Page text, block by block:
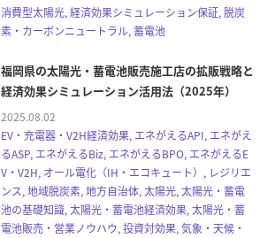
消費型太陽光, 経済効果シミュレーション保証, 脱炭
素・カーボンニュートラル, 蓄電池
福岡県の太陽光・蓄電池販売施工店の拡販戦略と
経済効果シミュレーション活用法（2025年）
2025.08.02
EV・充電器・V2H経済効果, エネがえるAPI, エネがえ
るASP, エネがえるBiz, エネがえるBPO, エネがえるE
V・V2H, オール電化（IH・エコキュート）, レジリエ
ンス, 地域脱炭素, 地方自治体, 太陽光, 太陽光・蓄電
池の基礎知識, 太陽光・蓄電池経済効果, 太陽光・蓄
電池販売・営業ノウハウ, 投資対効果, 気象・天候・